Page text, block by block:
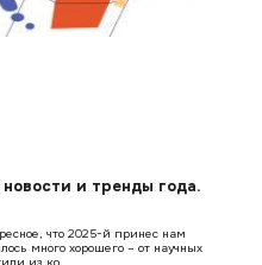
и тренды года.
что 2025-й принес нам
много хорошего – от научных